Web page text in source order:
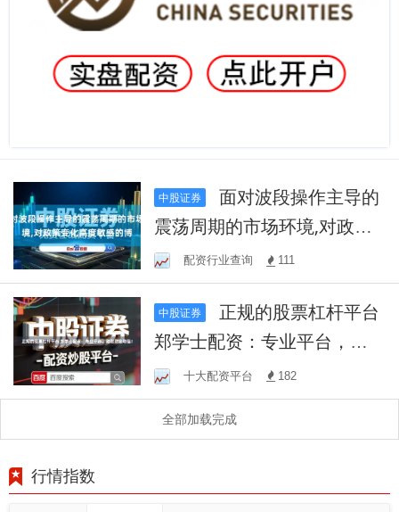
中股证券
面对波段操作主导的
震荡周期的市场环境,对政策
变化高度敏感的博
配资行业查询 111
中股证券
郑学士配资：专业平台，助
您财富增值！
十大配资平台 182
全部加载完成
行情指数